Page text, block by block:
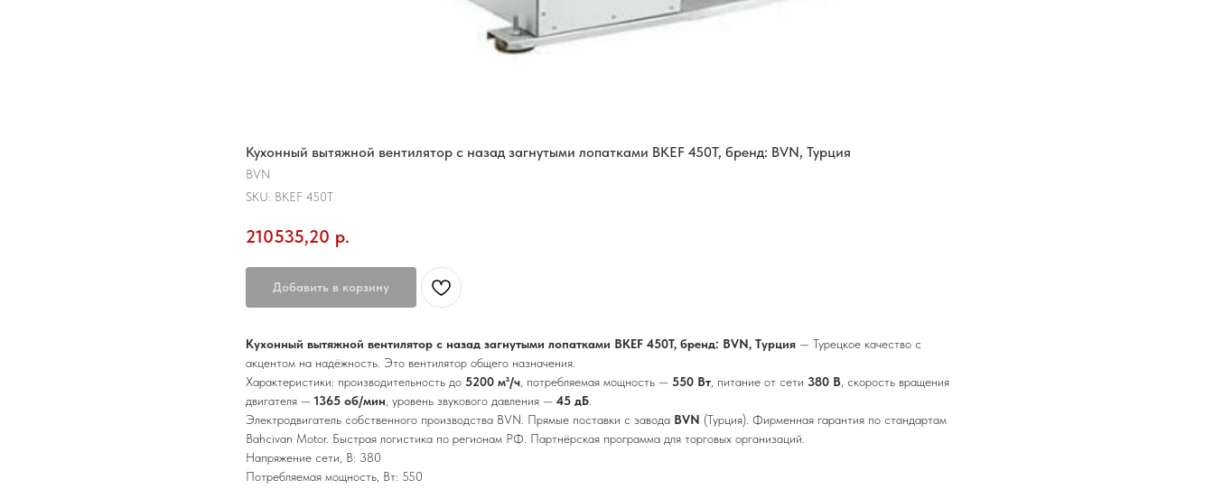
Кухонный вытяжной вентилятор с назад загнутыми лопатками BKEF 450T, бренд: BVN, Турция
BVN
SKU: BKEF 450T
210535,20 р.
Добавить в корзину
Кухонный вытяжной вентилятор с назад загнутыми лопатками BKEF 450T, бренд: BVN, Турция — Турецкое качество с
акцентом на надёжность. Это вентилятор общего назначения.
Характеристики: производительность до 5200 м³/ч , потребляемая мощность — 550 Вт , питание от сети 380 В , скорость вращения
двигателя — 1365 об/мин , уровень звукового давления — 45 дБ
Электродвигатель собственного производства BVN. Прямые поставки с завода BVN (Турция). Фирменная гарантия по стандартам
Bahcivan Motor. Быстрая логистика по регионам РФ. Партнёрская программа для торговых организаций.
Напряжение сети, В: 380
Потребляемая мощность, Вт: 550